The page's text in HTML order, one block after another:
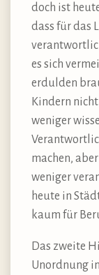
doch ist
dass für das
es sich
erdulden
Kindern
weniger
machen,
weniger
heute in
kaum für
Das zweite
Unordnung